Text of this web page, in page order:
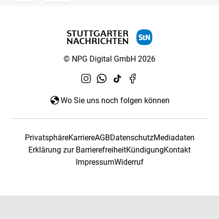
© NPG Digital GmbH 2026
Wo Sie uns noch folgen können
PrivatsphäreKarriereAGBDatenschutzMediadaten
Erklärung zur BarrierefreiheitKündigungKontakt
ImpressumWiderruf